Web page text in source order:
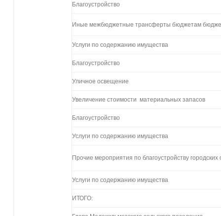
Благоустройство
Иные межбюджетные трансферты бюджетам
Услуги по содержанию имущества
Благоустройство
Уличное освещение
Увеличение стоимости материальных запасов
Благоустройство
Услуги по содержанию имущества
Прочие мероприятия по благоустройству городских
Услуги по содержанию имущества
ИТОГО: